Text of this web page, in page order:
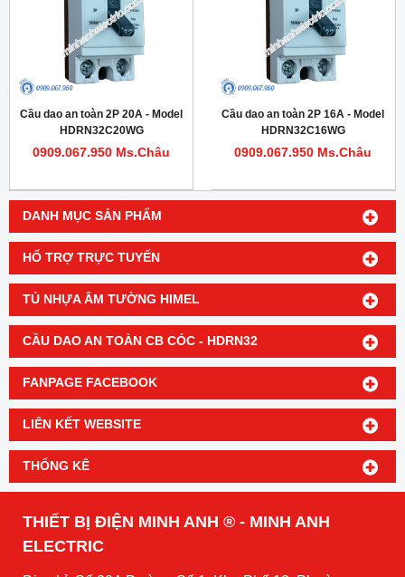
DANH MỤC SẢN PHẨM
HỔ TRỢ TRỰC TUYẾN
TỦ NHỰA ÂM TƯỜNG HIMEL
CẦU DAO AN TOÀN CB CÓC - HDRN32
FANPAGE FACEBOOK
LIÊN KẾT WEBSITE
THỐNG KÊ
Cầu dao an toàn 2P 20A - Model
HDRN32C20WG
0909.067.950 Ms.Châu
Cầu dao an toàn 2P 16A - Model
HDRN32C16WG
0909.067.950 Ms.Châu
THIẾT BỊ ĐIỆN MINH ANH ® - MINH ANH
ELECTRIC